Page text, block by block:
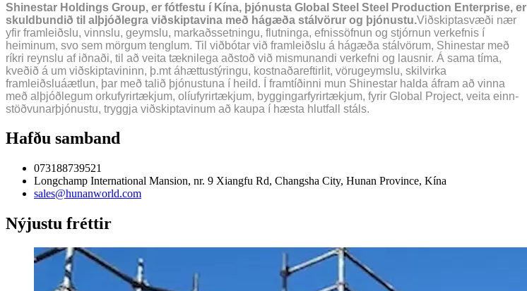
Shinestar Holdings Group, er fótfestu í Kína, þjónusta Global Steel Steel Production Enterprise, er
skuldbundið til alþjóðlegra viðskiptavina með hágæða stálvörur og þjónustu.Viðskiptasvæði nær
yfir framleiðslu, vinnslu, geymslu, markaðssetningu, flutninga, efnissöfnun og stjórnun verkefnis í
heiminum, svo sem mörgum tenglum. Til viðbótar við framleiðslu á hágæða stálvörum, Shinestar með
ríkri reynslu af iðnaði, til að veita tæknilega aðstoð við mismunandi verkefni og lausnir. Á sama tíma,
kveðið á um viðskiptavininn, þ.mt áhættustýringu, kostnaðareftirlit, vörugeymslu, skilvirka
framleiðsluáætlun, þar með talið þjónustuna í heild. Í framtíðinni mun Shinestar halda áfram að vinna
með alþjóðlegum orkufyrirtækjum, olíufyrirtækjum, byggingarfyrirtækjum, fyrir Global Project, veita einn-
stöðvunarþjónustu, tryggja viðskiptavinum að kaupa í hæsta hlutfall stáls.
Hafðu samband
073188739521
Longchamp International Mansion, nr. 9 Xiangfu Rd, Changsha City, Hunan Province, Kína
sales@hunanworld.com
Nýjustu fréttir